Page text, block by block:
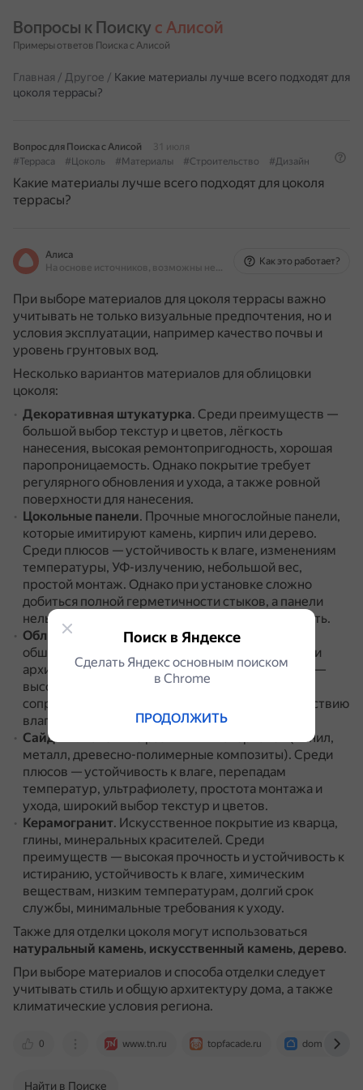
Вопросы к Поиску с Алисой
Примеры ответов Поиска с Алисой
Главная / Другое / Какие материалы лучше всего подходят для
цоколя террасы?
Вопрос для Поиска с Алисой
31 июля
#Терраса
#Цоколь #Материалы #Строительство #Дизайн
Какие материалы лучше всего подходят для цоколя
террасы?
Алиса
На основе источников, возможны неточности
Как это работает?
При выборе материалов для цоколя террасы важно
учитывать не только визуальные предпочтения, но и
условия эксплуатации, например качество почвы и
уровень грунтовых вод.
Несколько вариантов материалов для облицовки
цоколя:
Декоративная штукатурка. Среди преимуществ —
большой выбор текстур и цветов, лёгкость
нанесения, высокая ремонтопригодность, хорошая
паропроницаемость. Однако покрытие требует
регулярного обновления и ухода, а также ровной
поверхности для нанесения.
Цокольные панели. Прочные многослойные панели,
которые имитируют камень, кирпич или дерево.
Среди плюсов — устойчивость к влаге, изменениям
температуры, УФ-излучению, небольшой вес,
простой монтаж. Однако при установке сложно
добиться полной герметичности стыков, а панели
нельзя отремонтировать, можно только заменить.
Облицовочный кирпич.Традиционный вариант
обшивки цоколя, который сочетается со многими
архитектурными стилями.Среди преимуществ —
высокая прочность и долгий срок службы,
сопротивление низким температурам и воздействию
влаги, экологичность.
Сайдинг
Панели из различных материалов (винил,
металл, древесно-полимерные композиты). Среди
плюсов — устойчивость к влаге, перепадам
температур, ультрафиолету, простота монтажа и
ухода, широкий выбор текстур и цветов.
Керамогранит. Искусственное покрытие из кварца,
глины, минеральных красителей. Среди
преимуществ — высокая прочность и устойчивость к
истиранию, устойчивость к влаге, химическим
веществам, низким температурам, долгий срок
службы, минимальные требования к уходу.
Также для отделки цоколя могут использоваться
натуральный камень, искусственный камень, дерево.
При выборе материалов и способа отделки следует
учитывать стиль и общую архитектуру дома, а также
климатические условия региона.
0 www.tn.ru topfacade.ru dom.mail.ru
Найти в Поиске
Поиск в Яндексе
Сделать Яндекс основным поиском
в Сhrome
ПРОДОЛЖИТЬ